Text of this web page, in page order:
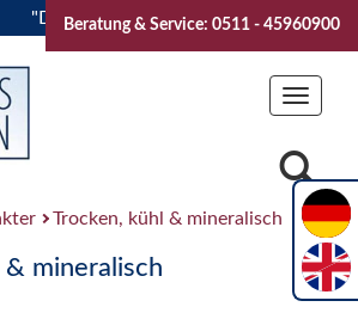
"Das Sommerfest 2026" Vive la
Beratung & Service: 0511 - 45960900
Toggle
Trocken, kühl & mineralisch
mineralisch